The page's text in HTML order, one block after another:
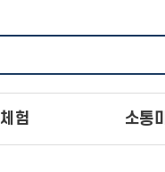
체험 소통